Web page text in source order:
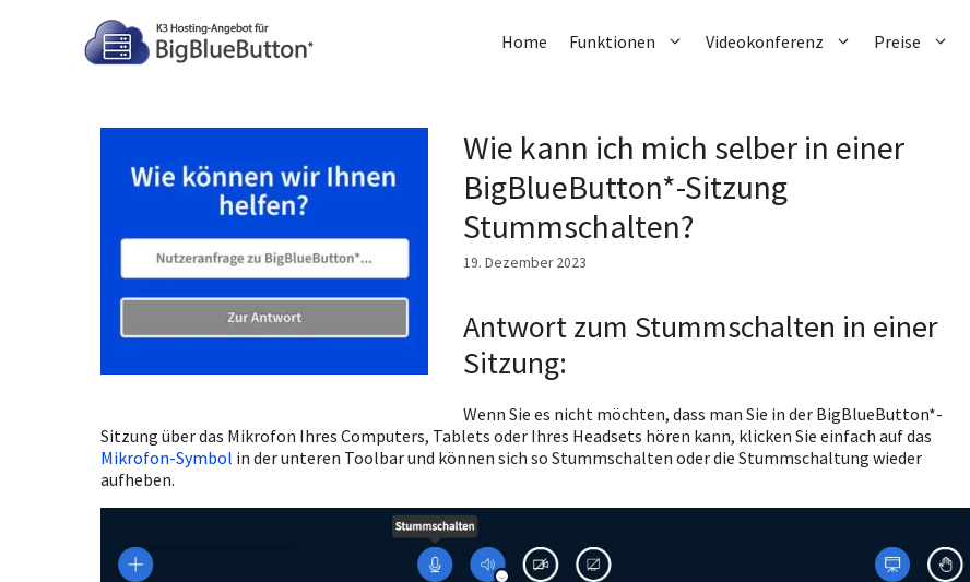
Home Funktionen Videokonferenz Preise
Wie kann ich mich selber in einer
BigBlueButton*-Sitzung
Stummschalten?
19. Dezember 2023
Antwort zum Stummschalten in einer
Sitzung:
Wenn Sie es nicht möchten, dass man Sie in der BigBlueButton*-
Sitzung über das Mikrofon Ihres Computers, Tablets oder Ihres Headsets hören kann, klicken Sie einfach auf das
Mikrofon-Symbol in der unteren Toolbar und können sich so Stummschalten oder die Stummschaltung wieder
aufheben.